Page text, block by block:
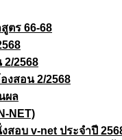
ตร 66-68
2/2568
งสอน 2/2568
ผล
NET)
สอบ v-net ประจำปี